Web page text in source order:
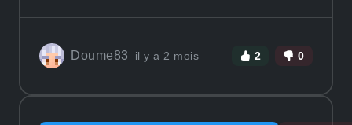
Doume83 il y a 2 mois 2 0